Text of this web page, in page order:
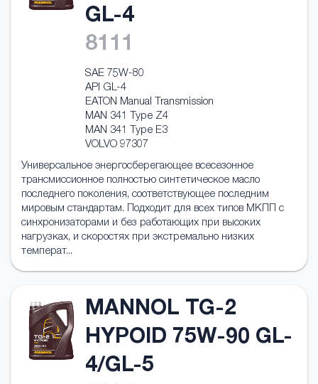
GL-4
8111
SAE 75W-80
API GL-4
EATON Manual Transmission
MAN 341 Type Z4
MAN 341 Type E3
VOLVO 97307
Универсальное энергосберегающее всесезонное
трансмисcионное полностью синтетическое масло
последнего поколения, соответствующее последним
мировым стандартам. Подходит для всех типов МКПП с
синхронизаторами и без работающих при высоких
нагрузках, и скоростях при экстремально низких
температ...
MANNOL TG-2
HYPOID 75W-90 GL-
4/GL-5